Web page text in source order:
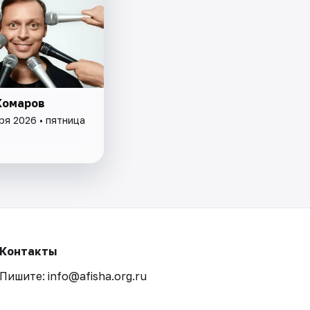
2026 • пятница
Контакты
Пишите: info@afisha.org.ru